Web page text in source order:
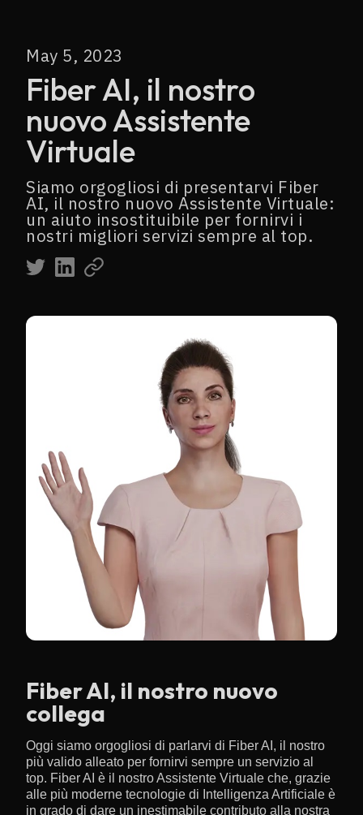
May 5, 2023
Fiber AI, il nostro
nuovo Assistente
Virtuale
Siamo orgogliosi di presentarvi Fiber
AI, il nostro nuovo Assistente Virtuale:
un aiuto insostituibile per fornirvi i
nostri migliori servizi sempre al top.
Fiber AI, il nostro nuovo
collega
Oggi siamo orgogliosi di parlarvi di Fiber AI, il nostro
più valido alleato per fornirvi sempre un servizio al
top. Fiber AI è il nostro Assistente Virtuale che, grazie
alle più moderne tecnologie di Intelligenza Artificiale è
in grado di dare un inestimabile contributo alla nostra